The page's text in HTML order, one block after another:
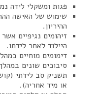
פגות ומשקלי לידה
שימוש של האישה
ההיריון.
זיהומים נגיפיים
היילוד לאחר לידתו.
דימומים מוחיים
סיבוכים שונים
תשניק סב לידתי
או מיד אחריה).